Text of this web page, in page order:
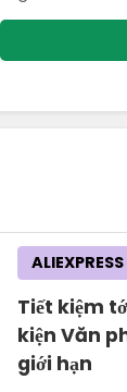
Tiết kiệm
kiện Văn
giới hạn